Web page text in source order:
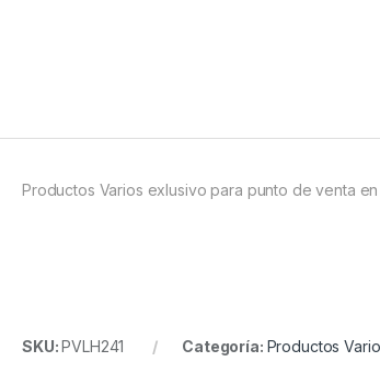
Productos Varios exlusivo para punto de venta
SKU:PVLH241 Categoría: Productos